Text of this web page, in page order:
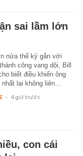
sai lầm lớn
nửa thế kỷ gắn với
công vang dội, Bill
biết điều khiến ông
nhất lại không liên…
- 4 giờ trước
con cái